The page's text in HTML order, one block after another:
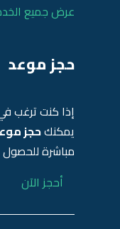
عرض جميع
حجز موعد
إذا كنت ترغب
يمكنكحجز
مباشرة
أحجز الآن